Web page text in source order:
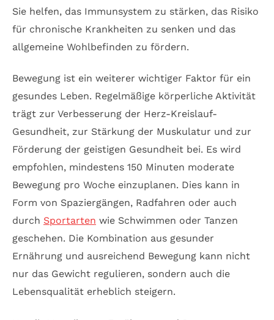
Sie helfen, das Immunsystem zu stärken, das Risiko
für chronische Krankheiten zu senken und das
allgemeine Wohlbefinden zu fördern.
Bewegung ist ein weiterer wichtiger Faktor für ein
gesundes Leben. Regelmäßige körperliche Aktivität
trägt zur Verbesserung der Herz-Kreislauf-
Gesundheit, zur Stärkung der Muskulatur und zur
Förderung der geistigen Gesundheit bei. Es wird
empfohlen, mindestens 150 Minuten moderate
Bewegung pro Woche einzuplanen. Dies kann in
Form von Spaziergängen, Radfahren oder auch
durch Sportarten wie Schwimmen oder Tanzen
geschehen. Die Kombination aus gesunder
Ernährung und ausreichend Bewegung kann nicht
nur das Gewicht regulieren, sondern auch die
Lebensqualität erheblich steigern.